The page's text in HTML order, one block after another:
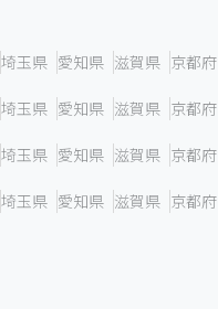
埼玉県 愛知県 滋賀県 京都府
埼玉県 愛知県 滋賀県 京都府
埼玉県 愛知県 滋賀県 京都府
埼玉県 愛知県 滋賀県 京都府